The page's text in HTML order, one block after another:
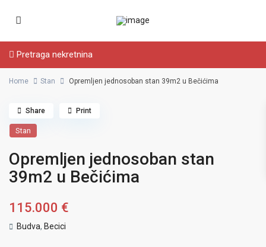
Pretraga nekretnina
Home Stan Opremljen jednosoban stan 39m2 u Bečićima
Stan
Opremljen jednosoban stan
39m2 u Bečićima
115.000 €
Budva, Becici
Share Print